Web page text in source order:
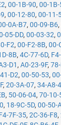
,00-1B-90,00-
,00-12-80,00-11-
0A-B7,00-09-B6,
05-DD,00-03-32,
F2,00-F2-8B,00-
8B,4C-77-6D,
D1 ,A0-23-9F,
D2,00-50-53,
,20-3A-07,34-A8-
, 50-06-04,70-10-
, 18-9C-5D,00-50-
7F-35,2C-36-F8,